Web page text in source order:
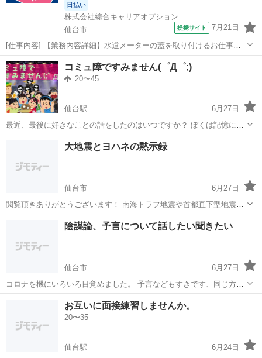
日払い
株式会社綜合キャリアオプション
仙台市
提携サイト 7月21日
[仕事内容] 【業務内容詳細】水道メーターの蓋を取り付けるお仕事メ
ーターの最終組み立てをお任せします。 プラスチックの蓋を取り付け
る作業機械で日付を印字する作業その他出荷前の梱包、 チェック作業
等【取扱製品情報】水道メーター...
宮城 仙台市 工場
コミュ障ですみません(゜Д゜;)
20〜45
仙台駅
6月27日
最近、最後に好きなことの話をしたのはいつですか？ ぼくは記憶にあ
りません。｢レジ袋いりません｣しかプライベートで話してません。不
仙台駅 その他 コミュ障
大地震とヨハネの黙示録
仙台市
6月27日
閲覧頂きありがとうございます！ 南海トラフ地震や首都直下型地震は
いつ起こるのでしょうか。 年々発生確率が高まっているようです。 ヨ
ハネの黙示録という預言にも終末の前兆として大きな地震があると記
仙台市 その他
陰謀論、予言について話したい聞きたい
仙台市
6月27日
コロナを機にいろいろ目覚めました。 予言などもすきです、同じ方ぜ
ひ話しましょう。 ZOOMでお話できると嬉しいです。
その他 陰謀論
お互いに面接練習しませんか。
20〜35
仙台駅
6月24日